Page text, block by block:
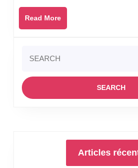
les
de
Read MoreRead
More
for:
Articles